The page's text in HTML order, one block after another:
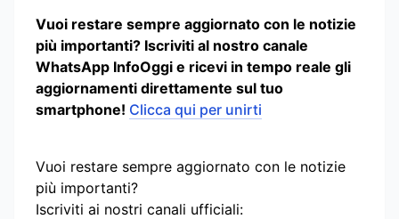
Vuoi restare sempre aggiornato con le notizie
più importanti? Iscriviti al nostro canale
WhatsApp InfoOggi e ricevi in tempo reale gli
aggiornamenti direttamente sul tuo
smartphone! Clicca qui per unirti
Vuoi restare sempre aggiornato con le notizie
più importanti?
Iscriviti ai nostri canali ufficiali: